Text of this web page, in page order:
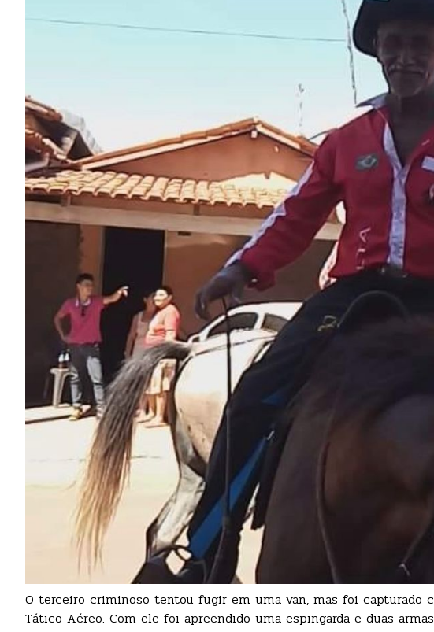
O terceiro criminoso tentou fugir em uma van, mas foi capturado
Tático Aéreo. Com ele foi apreendido uma espingarda e duas